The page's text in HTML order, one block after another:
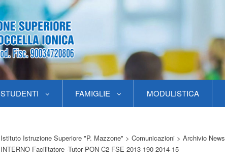
STUDENTI FAMIGLIE MODULISTICA
Istituto Istruzione Superiore "P. Mazzone" > Comunicazioni > Archivio News
INTERNO Facilitatore -Tutor PON C2 FSE 2013 190 2014-15